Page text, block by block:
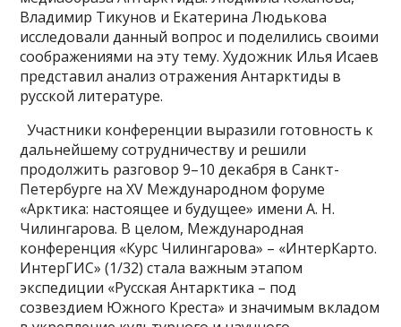
Владимир Тикунов и Екатерина Людькова
исследовали данный вопрос и поделились своими
соображениями на эту тему. Художник Илья Исаев
представил анализ отражения Антарктиды в
русской литературе.
Участники конференции выразили готовность к
дальнейшему сотрудничеству и решили
продолжить разговор 9–10 декабря в Санкт-
Петербурге на XV Международном форуме
«Арктика: настоящее и будущее» имени А. Н.
Чилингарова. В целом, Международная
конференция «Курс Чилингарова» – «ИнтерКарто.
ИнтерГИС» (1/32) стала важным этапом
экспедиции «Русская Антарктика – под
созвездием Южного Креста» и значимым вкладом